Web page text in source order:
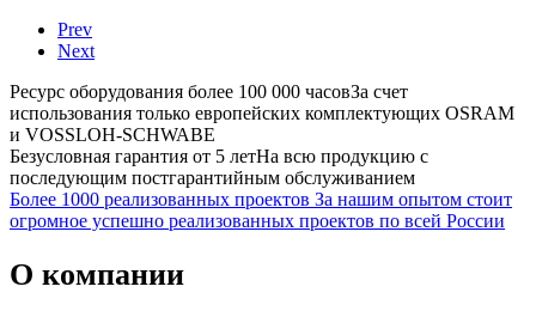
Prev
Next
Ресурс оборудования более 100 000 часовЗа счет
использования только европейских комплектующих OSRAM
и VOSSLOH-SCHWABE
Безусловная гарантия от 5 летНа всю продукцию с
последующим постгарантийным обслуживанием
Более 1000 реализованных проектов За нашим опытом стоит
огромное успешно реализованных проектов по всей России
О компании